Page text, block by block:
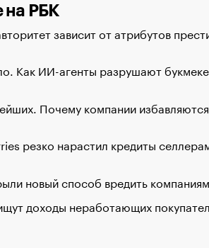
на РБК
зависит от атрибутов
Как ИИ-агенты разрушают
Почему компании
резко нарастил кредиты
новый способ вредить
доходы неработающих